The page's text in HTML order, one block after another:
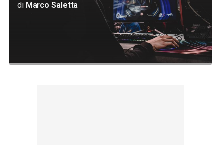
di Marco Saletta